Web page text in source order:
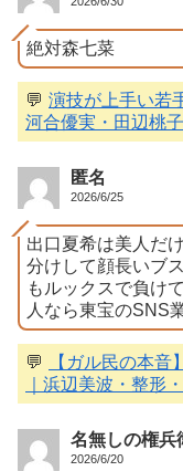
絶対森七菜
💬 演技が上手い若
河合優実・田辺桃
匿名
2026/6/25
出口夏希は美人だ
分けして顔長いブ
もルックスで負け
人なら東宝のSNS
💬
【ガル民の本
｜浜辺美波・整形
名無しの権兵
2026/6/20